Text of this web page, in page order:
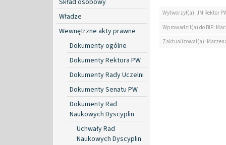
Władze
Wewnętrzne akty prawne
Dokumenty ogólne
Dokumenty Rektora PW
Dokumenty Rady Uczelni
Dokumenty Senatu PW
Dokumenty Rad
Naukowych Dyscyplin
Uchwały Rad
Naukowych Dyscyplin
Wytworzył(a): JM Rektor
Wprowadził(a) do BIP:
Zaktualizował(a):